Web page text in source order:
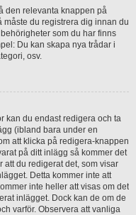
den relevanta knappen på
du registrera dig innan du
som du har finns
Du kan skapa nya trådar i
osv.
kan du endast redigera och ta
(ibland bara under en
att klicka på redigera-knappen
på ditt inlägg så kommer det
att du redigerat det, som visar
Detta kommer inte att
inte heller att visas om det
inlägget. Dock kan de om de
varför. Observera att vanliga